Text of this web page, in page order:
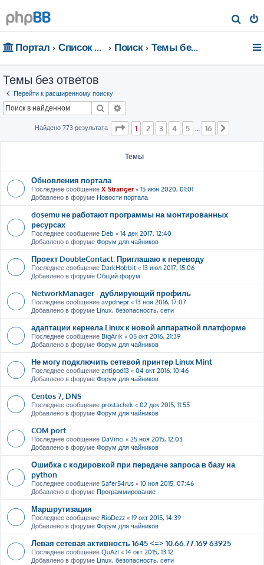
о
Портал Список форумов Поиск Темы без ответов
Темы без ответов
Перейти к расширенному поиску
Поиск
Найдено 773 результата Страница из 16
1 2 3 4 5 16
Темы
Обновления портала
Последнее сообщение X-Stranger« 15 июн 2020, 01:01
Добавлено в форуме Новости портала
dosemu не работают программы на монтированных
ресурсах
Последнее сообщение Deb « 14 дек 2017, 12:40
Добавлено в форуме Форум для чайников
Проект DoubleContact. Приглашаю к переводу
Последнее сообщение DarkHobbit « 13 июл 2017, 15:06
Добавлено в форуме Общий форум
NetworkManager - дублирующий профиль
Последнее сообщение avpdnepr « 13 ноя 2016, 17:07
Добавлено в форуме Linux, безопасность, сети
адаптации кернела Linux к новой аппаратной платформе
Последнее сообщение BigArik « 05 окт 2016, 21:39
Добавлено в форуме Форум для чайников
Не могу подключить сетевой принтер Linux Mint
Последнее сообщение antipod13 « 04 окт 2016, 10:46
Добавлено в форуме Форум для чайников
Centos 7, DNS
Последнее сообщение prostachek « 02 дек 2015, 11:55
Добавлено в форуме Форум для чайников
COM port
Последнее сообщение DaVinci « 25 ноя 2015, 12:03
Добавлено в форуме Форум для чайников
Ошибка с кодировкой при передаче запроса в базу на
python
Последнее сообщение Safer54rus « 10 ноя 2015, 07:46
Добавлено в форуме Программирование
Маршрутизация
Последнее сообщение RioDezz « 19 окт 2015, 14:39
Добавлено в форуме Форум для чайников
Левая сетевая активность 1645 <=> 10.66.77.169 63925
Последнее сообщение QuAzI « 14 окт 2015, 13:12
Добавлено в форуме Linux, безопасность, сети